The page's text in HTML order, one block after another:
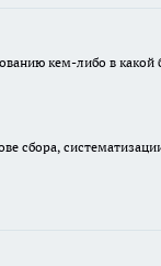
кем-либо в